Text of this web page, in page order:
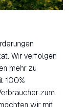
Wir verfolgen
mehr zu
100%
zum
wir mit